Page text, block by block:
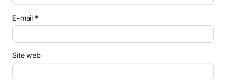
E-mail *
Site web